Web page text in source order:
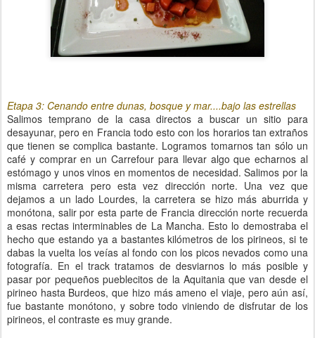
Etapa 3: Cenando entre dunas, bosque y mar....bajo las estrellas
Salimos temprano de la casa directos a buscar un sitio para
desayunar, pero en Francia todo esto con los horarios tan extraños
que tienen se complica bastante. Logramos tomarnos tan sólo un
café y comprar en un Carrefour para llevar algo que echarnos al
estómago y unos vinos en momentos de necesidad. Salimos por la
misma carretera pero esta vez dirección norte. Una vez que
dejamos a un lado Lourdes, la carretera se hizo más aburrida y
monótona, salir por esta parte de Francia dirección norte recuerda
a esas rectas interminables de La Mancha. Esto lo demostraba el
hecho que estando ya a bastantes kilómetros de los pirineos, si te
dabas la vuelta los veías al fondo con los picos nevados como una
fotografía. En el track tratamos de desviarnos lo más posible y
pasar por pequeños pueblecitos de la Aquitania que van desde el
pirineo hasta Burdeos, que hizo más ameno el viaje, pero aún así,
fue bastante monótono, y sobre todo viniendo de disfrutar de los
pirineos, el contraste es muy grande.